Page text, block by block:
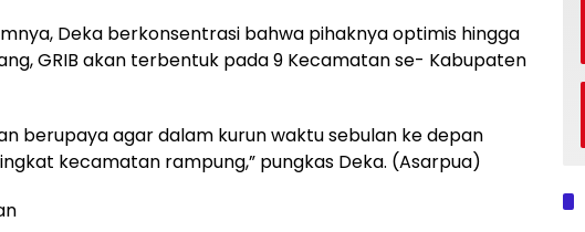
Deka berkonsentrasi bahwa pihaknya optimis hingga
GRIB akan terbentuk pada 9 Kecamatan se- Kabupaten
berupaya agar dalam kurun waktu sebulan ke depan
kecamatan rampung,” pungkas Deka. (Asarpua)